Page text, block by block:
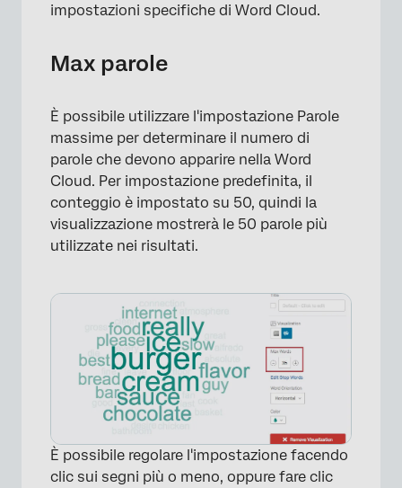
impostazioni specifiche di Word Cloud.
Max parole
È possibile utilizzare l'impostazione Parole
massime per determinare il numero di
parole che devono apparire nella Word
Cloud. Per impostazione predefinita, il
conteggio è impostato su 50, quindi la
visualizzazione mostrerà le 50 parole più
utilizzate nei risultati.
È possibile regolare l'impostazione facendo
clic sui segni più o meno, oppure fare clic